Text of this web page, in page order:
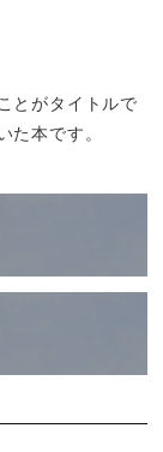
とがタイトルで
本です。